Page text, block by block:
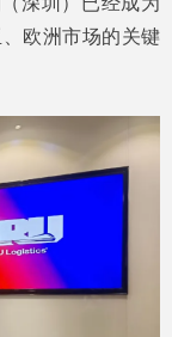
欧洲市场的关键